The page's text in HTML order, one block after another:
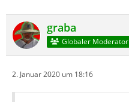
graba
Globaler Moderator
2. Januar 2020 um 18:16